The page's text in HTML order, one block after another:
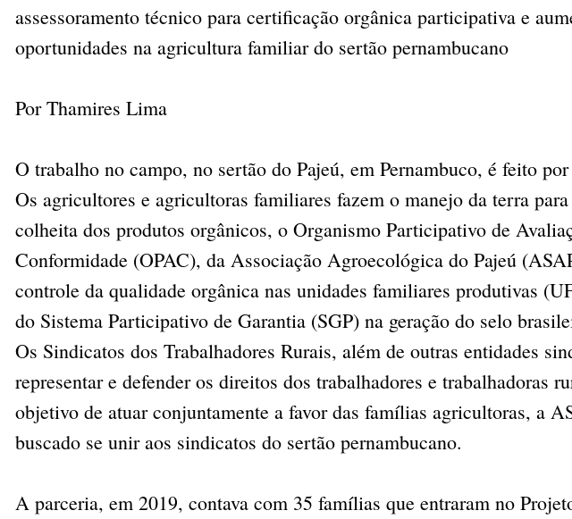
assessoramento técnico para certificação orgânica participativa e
oportunidades na agricultura familiar do sertão pernambucano
Por Thamires Lima
O trabalho no campo, no sertão do Pajeú, em Pernambuco, é feito
Os agricultores e agricultoras familiares fazem o manejo da terra
colheita dos produtos orgânicos, o Organismo Participativo de
Conformidade (OPAC), da Associação Agroecológica do Pajeú
controle da qualidade orgânica nas unidades familiares produtivas
do Sistema Participativo de Garantia (SGP) na geração do selo
Os Sindicatos dos Trabalhadores Rurais, além de outras entidades
representar e defender os direitos dos trabalhadores e trabalhadoras
objetivo de atuar conjuntamente a favor das famílias agricultoras, a
buscado se unir aos sindicatos do sertão pernambucano.
A parceria, em 2019, contava com 35 famílias que entraram no